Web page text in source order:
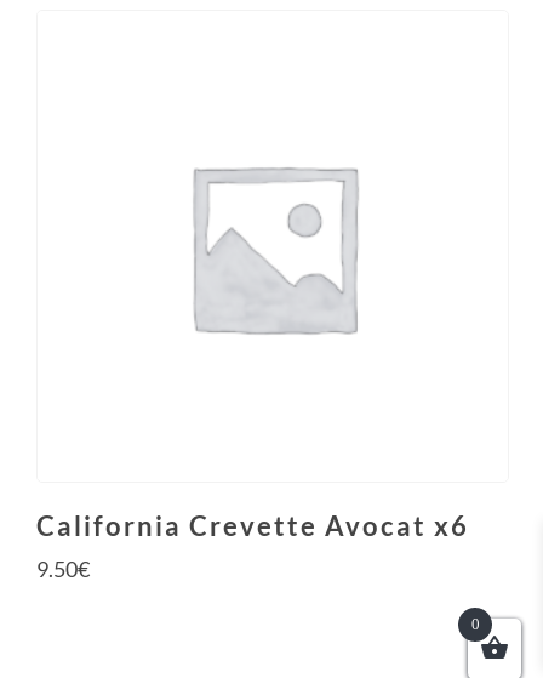
California Crevette Avocat x6
9.50€
0